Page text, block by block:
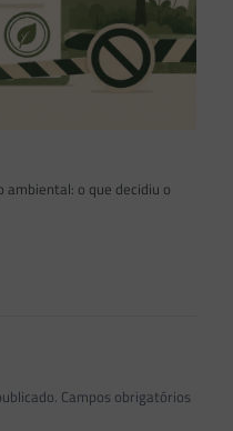
o que decidiu o
Campos obrigatórios